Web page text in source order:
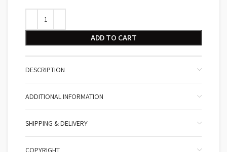
ADD TO CART
DESCRIPTION
ADDITIONAL INFORMATION
SHIPPING & DELIVERY
COPYRIGHT